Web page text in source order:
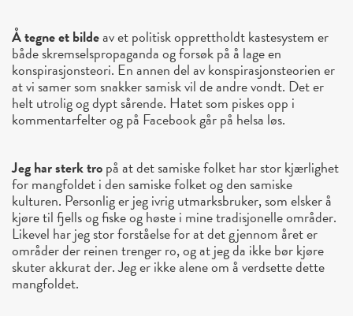
Å tegne et bildeav et politisk opprettholdt kastesystem er
både skremselspropaganda og forsøk på å lage en
konspirasjonsteori. En annen del av konspirasjonsteorien er
at vi samer som snakker samisk vil de andre vondt. Det er
helt utrolig og dypt sårende. Hatet som piskes opp i
kommentarfelter og på Facebook går på helsa løs.
Jeg har sterk tropå at det samiske folket har stor kjærlighet
for mangfoldet i den samiske folket og den samiske
kulturen. Personlig er jeg ivrig utmarksbruker, som elsker å
kjøre til fjells og fiske og høste i mine tradisjonelle områder.
Likevel har jeg stor forståelse for at det gjennom året er
områder der reinen trenger ro, og at jeg da ikke bør kjøre
skuter akkurat der. Jeg er ikke alene om å verdsette dette
mangfoldet.